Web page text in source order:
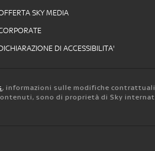
SKY MEDIA
DI ACCESSIBILITA'
, informazioni sulle modifiche
sono di proprietà di Sky